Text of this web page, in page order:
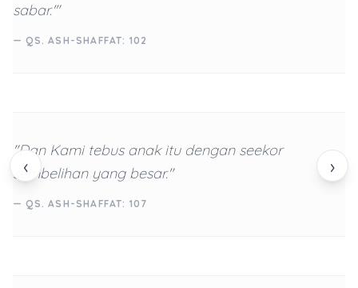
‹ ›
sabar.'"
— QS. ASH-SHAFFAT: 102
"Dan Kami tebus anak itu dengan seekor
sembelihan yang besar."
— QS. ASH-SHAFFAT: 107